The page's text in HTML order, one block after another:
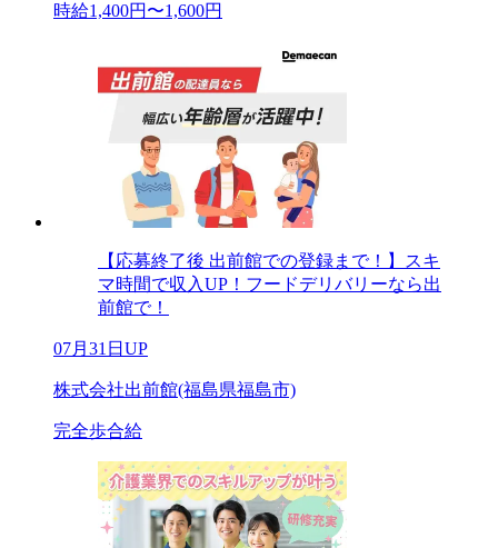
時給1,400円〜1,600円
【応募終了後 出前館での登録まで！】スキ
マ時間で収入UP！フードデリバリーなら出
前館で！
07月31日UP
株式会社出前館(福島県福島市)
完全歩合給